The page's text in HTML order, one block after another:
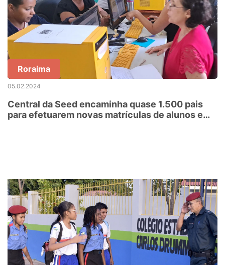
Roraima
05.02.2024
Central da Seed encaminha quase 1.500 pais
para efetuarem novas matrículas de alunos em